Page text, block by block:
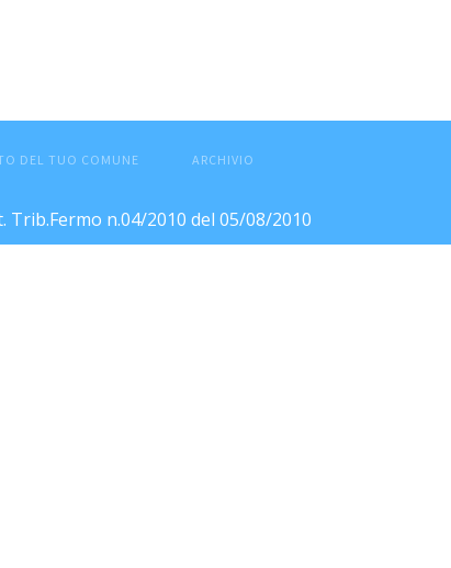
DEL TUO COMUNE ARCHIVIO
Trib.Fermo n.04/2010 del 05/08/2010